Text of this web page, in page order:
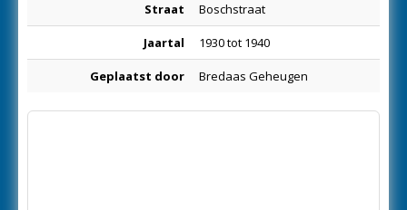
Straat Boschstraat
Jaartal 1930 tot 1940
Geplaatst door Bredaas Geheugen